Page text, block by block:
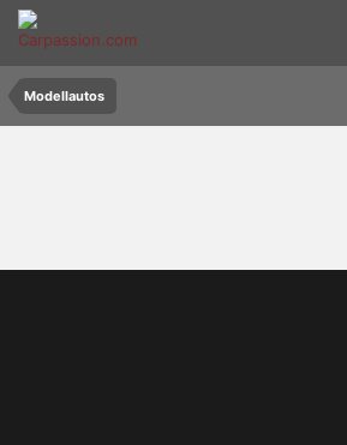
Modellautos